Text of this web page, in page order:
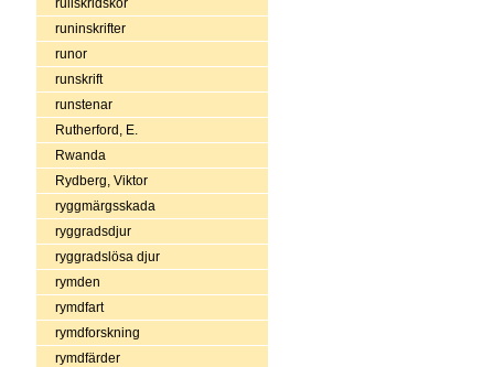
rullskridskor
runinskrifter
runor
runskrift
runstenar
Rutherford, E.
Rwanda
Rydberg, Viktor
ryggmärgsskada
ryggradsdjur
ryggradslösa djur
rymden
rymdfart
rymdforskning
rymdfärder